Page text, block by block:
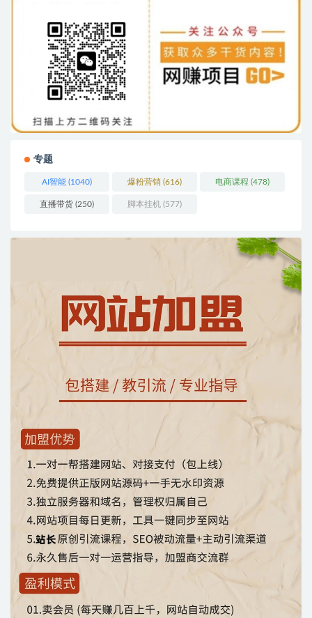
专题
AI智能 (1040) 爆粉营销 (616) 电商课程 (478)
直播带货 (250) 脚本挂机 (577)